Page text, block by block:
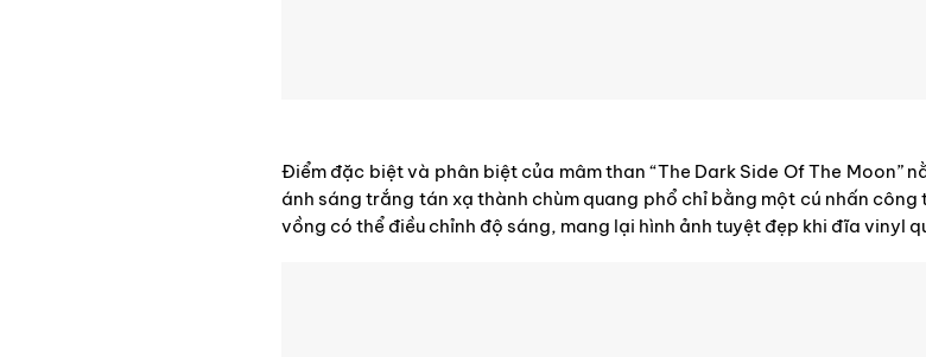
Điểm đặc biệt và phân biệt của mâm than “The Dark Side Of The Moon”
ánh sáng trắng tán xạ thành chùm quang phổ chỉ bằng một cú nhấn
vồng có thể điều chỉnh độ sáng, mang lại hình ảnh tuyệt đẹp khi đĩa vinyl